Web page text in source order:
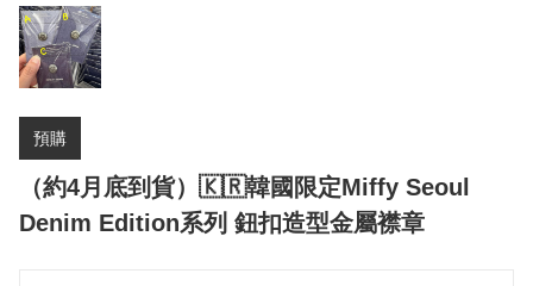
預購
（約4月底到貨）🇰🇷韓國限定Miffy Seoul
Denim Edition系列 鈕扣造型金屬襟章